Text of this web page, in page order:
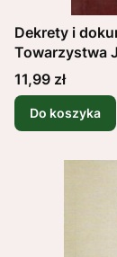
Dekrety i
Towarzystwa
Cena
11,99 zł
Do koszyka